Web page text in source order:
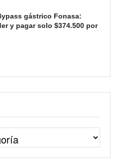
gástrico Fonasa:
y pagar solo $374.500 por